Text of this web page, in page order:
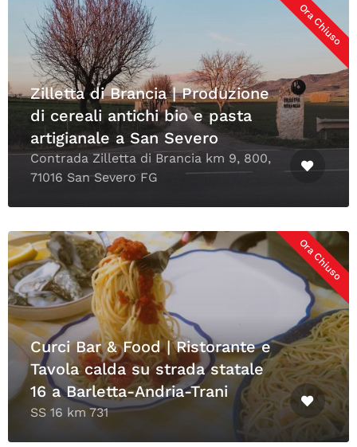
Ora Chiuso
Zilletta di Brancia | Produzione
di cereali antichi bio e pasta
artigianale a San Severo
Contrada Zilletta di Brancia km 9, 800,
71016 San Severo FG
Ora Chiuso
Curci Bar & Food | Ristorante e
Tavola calda su strada statale
16 a Barletta-Andria-Trani
SS 16 km 731